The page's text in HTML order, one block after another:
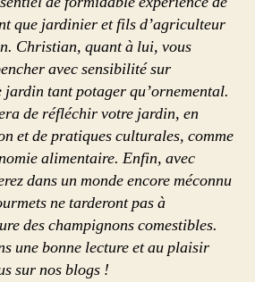
que jardinier et fils d’agriculteur
Christian, quant à lui, vous
avec sensibilité sur
jardin tant potager qu’ornemental.
de réfléchir votre jardin, en
et de pratiques culturales, comme
alimentaire. Enfin, avec
dans un monde encore méconnu
ne tarderont pas à
des champignons comestibles.
une bonne lecture et au plaisir
sur nos blogs !